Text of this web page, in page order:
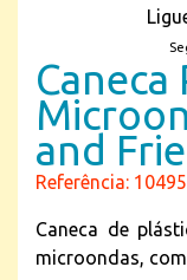
Caneca
and
Referência:
Caneca de
microondas,